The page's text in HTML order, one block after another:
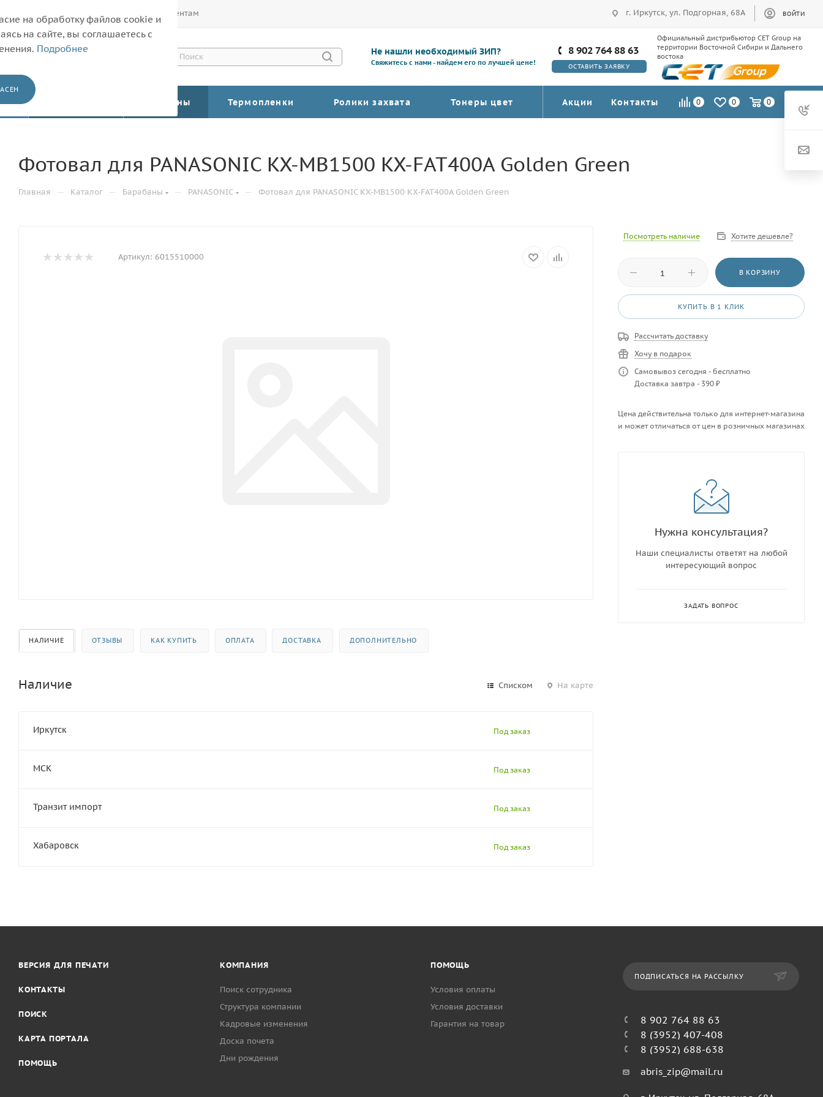
Корпоративным клиентам г. Иркутск, ул. Подгорная, 68А ВОЙТИ
Не нашли необходимый ЗИП?
Свяжитесь с нами - найдем его по лучшей цене!
8 902 764 88 63
ОСТАВИТЬ ЗАЯВКУ
Официальный дистрибьютор CET Group на
территории Восточной Сибири и Дальнего
востока
Барабаны Термопленки Ролики захвата Тонеры цвет Акции Контакты 0 0 0
Фотовал для PANASONIC KX-MB1500 KX-FAT400A Golden Green
Главная — Каталог — Барабаны — PANASONIC — Фотовал для PANASONIC KX-MB1500 KX-FAT400A Golden Green
Артикул: 6015510000
НАЛИЧИЕ ОТЗЫВЫ КАК КУПИТЬ ОПЛАТА ДОСТАВКА ДОПОЛНИТЕЛЬНО
Наличие Списком На карте
Иркутск Под заказ
МСК Под заказ
Транзит импорт Под заказ
Хабаровск Под заказ
Посмотреть наличие Хотите дешевле?
В КОРЗИНУ
КУПИТЬ В 1 КЛИК
Рассчитать доставку
Хочу в подарок
Самовывоз сегодня - бесплатно
Доставка завтра - 390 ₽
Цена действительна только для интернет-магазина
и может отличаться от цен в розничных магазинах
Нужна консультация?
Наши специалисты ответят на любой
интересующий вопрос
ЗАДАТЬ ВОПРОС
ВЕРСИЯ ДЛЯ ПЕЧАТИ
КОНТАКТЫ
ПОИСК
КАРТА ПОРТАЛА
ПОМОЩЬ
КОМПАНИЯ
Поиск сотрудника
Структура компании
Кадровые изменения
Доска почета
Дни рождения
ПОМОЩЬ
Условия оплаты
Условия доставки
Гарантия на товар
ПОДПИСАТЬСЯ НА РАССЫЛКУ
8 902 764 88 63
8 (3952) 407-408
8 (3952) 688-638
abris_zip@mail.ru
на обработку файлов cookie и
на сайте, вы соглашаетесь с
Подробнее